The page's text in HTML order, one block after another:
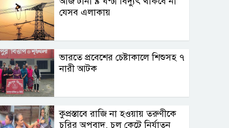
যেসব এলাকায়
ভারতে প্রবেশের চেষ্টাকালে শিশুসহ ৭
নারী আটক
কুপ্রস্তাবে রাজি না হওয়ায় তরুণীকে
চুরির অপবাদ, চুল কেটে নির্যাতন